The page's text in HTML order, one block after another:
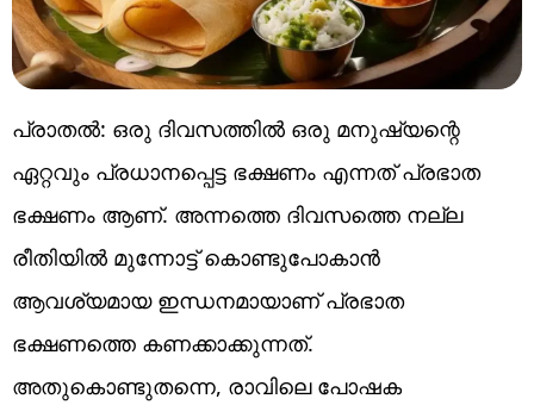
പ്രാതൽ: ഒരു ദിവസത്തിൽ ഒരു മനുഷ്യന്റെ
ഏറ്റവും പ്രധാനപ്പെട്ട ഭക്ഷണം എന്നത് പ്രഭാത
ഭക്ഷണം ആണ്. അന്നത്തെ ദിവസത്തെ നല്ല
രീതിയിൽ മുന്നോട്ട് കൊണ്ടുപോകാൻ
ആവശ്യമായ ഇന്ധനമായാണ് പ്രഭാത
ഭക്ഷണത്തെ കണക്കാക്കുന്നത്.
അതുകൊണ്ടുതന്നെ, രാവിലെ പോഷക